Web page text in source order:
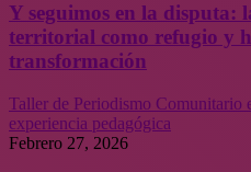
Y seguimos en la disputa:
territorial como refugio y
transformación
Taller de Periodismo Comunitario
experiencia pedagógica
Febrero 27, 2026